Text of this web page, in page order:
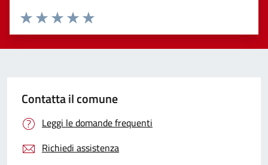
Valuta 5 stelle su 5
Valuta 4 stelle su 5
Valuta 3 stelle su 5
Valuta 2 stelle su 5
Valuta 1 stelle su 5
Contatta il comune
Leggi le domande frequenti
Richiedi assistenza